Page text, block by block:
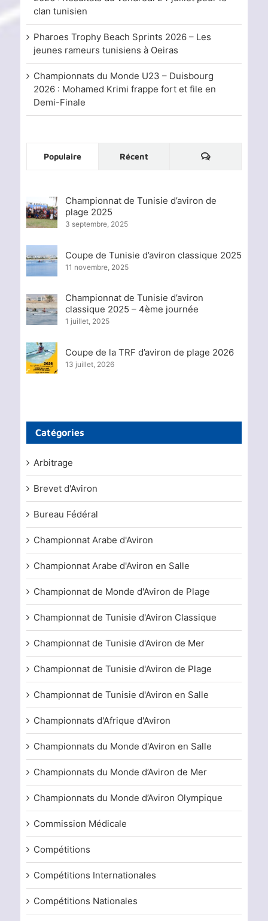
clan tunisien
Pharoes Trophy Beach Sprints 2026 – Les
jeunes rameurs tunisiens à Oeiras
Championnats du Monde U23 – Duisbourg
2026 : Mohamed Krimi frappe fort et file en
Demi-Finale
Populaire Récent
Championnat de Tunisie d’aviron de
plage 2025
3 septembre, 2025
Coupe de Tunisie d’aviron classique 2025
11 novembre, 2025
Championnat de Tunisie d’aviron
classique 2025 – 4ème journée
1 juillet, 2025
Coupe de la TRF d’aviron de plage 2026
13 juillet, 2026
Catégories
Arbitrage
Brevet d'Aviron
Bureau Fédéral
Championnat Arabe d'Aviron
Championnat Arabe d'Aviron en Salle
Championnat de Monde d'Aviron de Plage
Championnat de Tunisie d'Aviron Classique
Championnat de Tunisie d'Aviron de Mer
Championnat de Tunisie d'Aviron de Plage
Championnat de Tunisie d'Aviron en Salle
Championnats d'Afrique d'Aviron
Championnats du Monde d'Aviron en Salle
Championnats du Monde d’Aviron de Mer
Championnats du Monde d’Aviron Olympique
Commission Médicale
Compétitions
Compétitions Internationales
Compétitions Nationales